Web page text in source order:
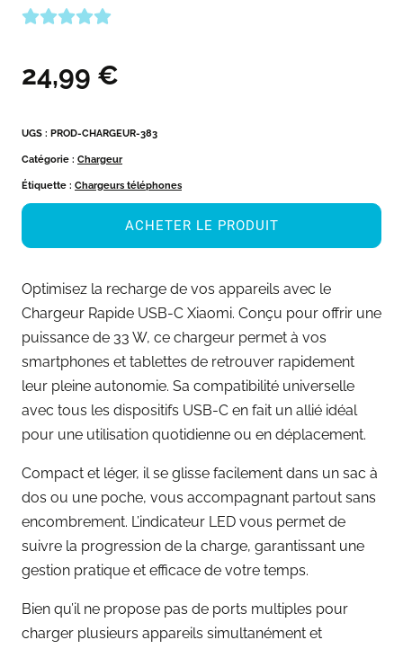
24,99 €
UGS : PROD-CHARGEUR-383
Catégorie : Chargeur
Étiquette : Chargeurs téléphones
ACHETER LE PRODUIT
Optimisez la recharge de vos appareils avec le
Chargeur Rapide USB-C Xiaomi. Conçu pour offrir une
puissance de 33 W, ce chargeur permet à vos
smartphones et tablettes de retrouver rapidement
leur pleine autonomie. Sa compatibilité universelle
avec tous les dispositifs USB-C en fait un allié idéal
pour une utilisation quotidienne ou en déplacement.
Compact et léger, il se glisse facilement dans un sac à
dos ou une poche, vous accompagnant partout sans
encombrement. L’indicateur LED vous permet de
suivre la progression de la charge, garantissant une
gestion pratique et efficace de votre temps.
Bien qu’il ne propose pas de ports multiples pour
charger plusieurs appareils simultanément et